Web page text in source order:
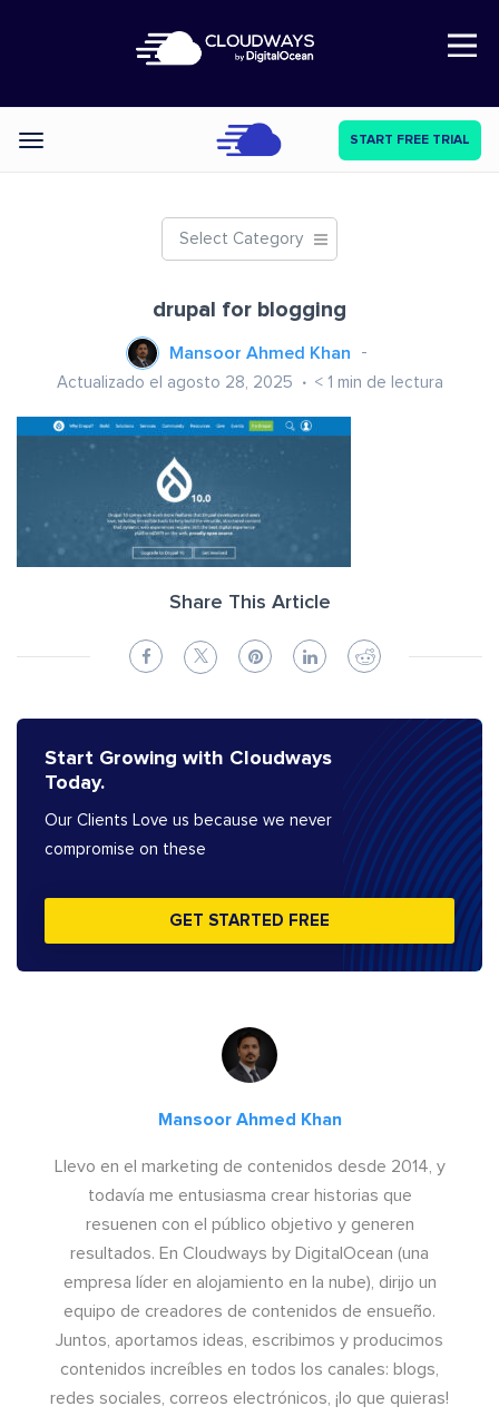
Open Nav
Categories START FREE TRIAL
Select Category
drupal for blogging
Mansoor Ahmed Khan
Actualizado el agosto 28, 2025 < 1 min de lectura
Share This Article
Start Growing with Cloudways
Today.
Our Clients Love us because we never
compromise on these
GET STARTED FREE
Mansoor Ahmed Khan
Llevo en el marketing de contenidos desde 2014, y
todavía me entusiasma crear historias que
resuenen con el público objetivo y generen
resultados. En Cloudways by DigitalOcean (una
empresa líder en alojamiento en la nube), dirijo un
equipo de creadores de contenidos de ensueño.
Juntos, aportamos ideas, escribimos y producimos
contenidos increíbles en todos los canales: blogs,
redes sociales, correos electrónicos, ¡lo que quieras!